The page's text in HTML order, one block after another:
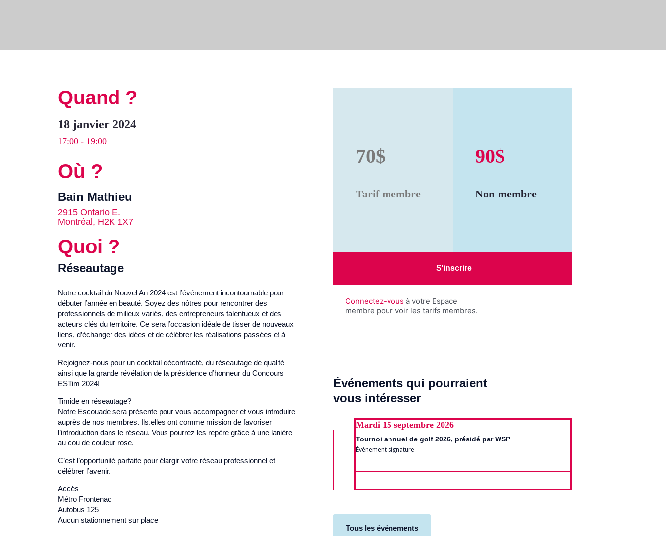
Quand ?
18 janvier 2024
17:00 - 19:00
Où ?
Bain Mathieu
2915 Ontario E.
Montréal , H2K 1X7
Quoi ?
Réseautage
Notre cocktail du Nouvel An 2024 est l’événement incontournable pour
débuter l’année en beauté. Soyez des nôtres pour rencontrer des
professionnels de milieux variés, des entrepreneurs talentueux et des
acteurs clés du territoire. Ce sera l’occasion idéale de tisser de nouveaux
liens, d’échanger des idées et de célébrer les réalisations passées et à
venir.
Rejoignez-nous pour un cocktail décontracté, du réseautage de qualité
ainsi que la grande révélation de la présidence d’honneur du Concours
ESTim 2024!
Timide en réseautage?
Notre Escouade sera présente pour vous accompagner et vous introduire
auprès de nos membres. Ils.elles ont comme mission de favoriser
l’introduction dans le réseau. Vous pourrez les repère grâce à une lanière
au cou de couleur rose.
C’est l’opportunité parfaite pour élargir votre réseau professionnel et
célébrer l’avenir.
Accès
Métro Frontenac
Autobus 125
Aucun stationnement sur place
70$
Tarif membre
90$
Non-membre
S'inscrire
Connectez-vous à votre Espace
membre pour voir les tarifs membres.
Événements qui pourraient
vous intéresser
Mardi 15 septembre 2026
Tournoi annuel de golf 2026, présidé par WSP
Événement signature
Tous les événements